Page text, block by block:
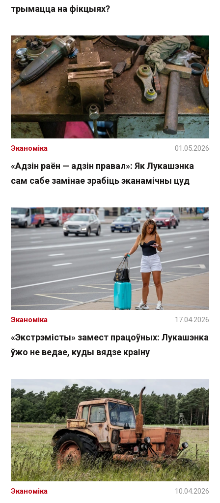
трымацца на фікцыях?
«Адзін раён — адзін правал»: Як Лукашэнка
сам сабе замінае зрабіць эканамічны цуд
Эканоміка 01.05.2026
«Экстрэмісты» замест працоўных: Лукашэнка
ўжо не ведае, куды вядзе краіну
Эканоміка 17.04.2026
Эканоміка 10.04.2026